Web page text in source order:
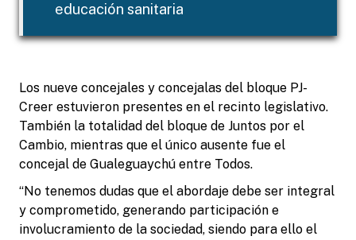
educación sanitaria
Los nueve concejales y concejalas del bloque PJ-
Creer estuvieron presentes en el recinto legislativo.
También la totalidad del bloque de Juntos por el
Cambio, mientras que el único ausente fue el
concejal de Gualeguaychú entre Todos.
“No tenemos dudas que el abordaje debe ser integral
y comprometido, generando participación e
involucramiento de la sociedad, siendo para ello el